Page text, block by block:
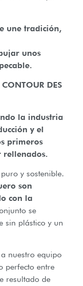
une tradición,
unos
DES
la industria
y el
primeros
rellenados.
y sostenible.
son
con la
se
sin plástico y un
nuestro equipo
perfecto entre
resultado de